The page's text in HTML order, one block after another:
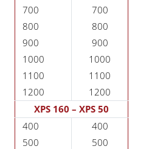
700
700
800
800
900
900
1000
1000
1100
1100
1200
1200
XPS 160 – XPS 50
400
400
500
500